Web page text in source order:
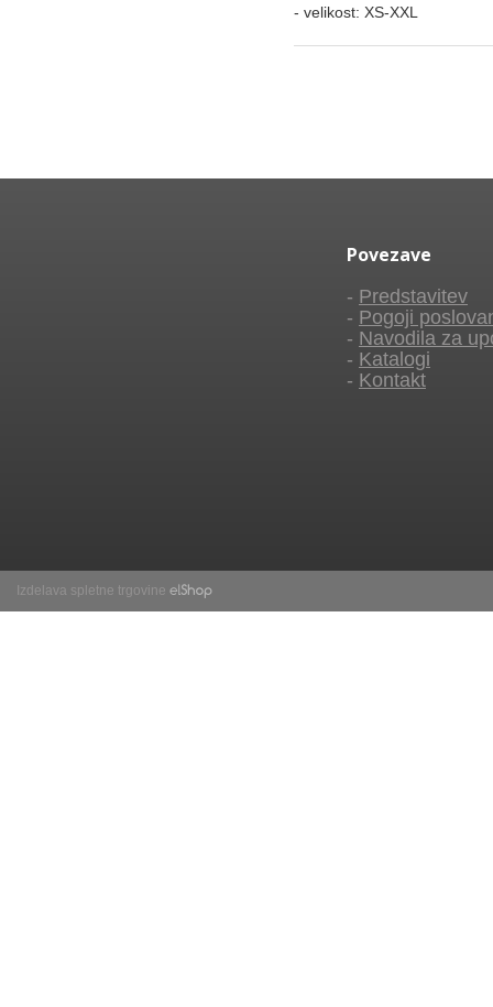
- velikost: XS-XXL
Povezave
- Predstavitev
- Pogoji
- Navodila za
- Katalogi
- Kontakt
Izdelava spletne trgovine